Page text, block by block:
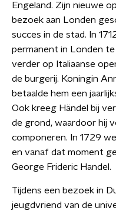
Engeland. Zijn nieuwe
bezoek aan Londen
succes in de stad. In
permanent in Londen
verder op Italiaanse
de burgerij. Koningin
betaalde hem een
Ook kreeg Händel bij
de grond, waardoor hij
componeren. In 1729
en vanaf dat moment
George Frideric Handel.
Tijdens een bezoek in
jeugdvriend van de